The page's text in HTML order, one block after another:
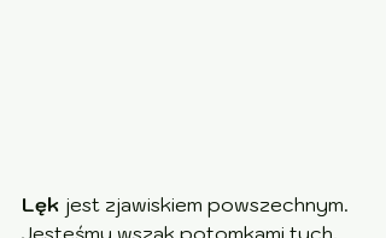
Lęk jest zjawiskiem powszechnym.
Jesteśmy wszak potomkami tych,